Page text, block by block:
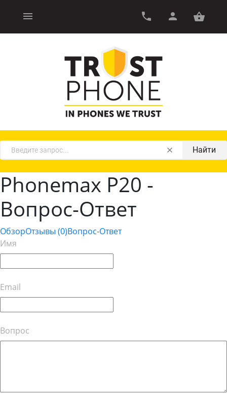
Найти
Phonemax P20 -
Вопрос-Ответ
ОбзорОтзывы (0)Вопрос-Ответ
Имя
Email
Вопрос